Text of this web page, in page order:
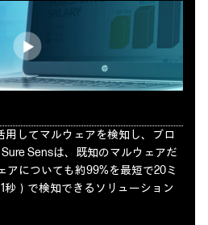
用してマルウェアを検知し、ブロ
Sensは、既知のマルウェアだ
アについても約99%を最短で20ミ
秒）で検知できるソリューション